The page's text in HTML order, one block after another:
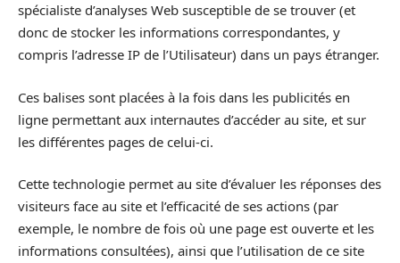
spécialiste d’analyses Web susceptible de se trouver (et
donc de stocker les informations correspondantes, y
compris l’adresse IP de l’Utilisateur) dans un pays étranger.
Ces balises sont placées à la fois dans les publicités en
ligne permettant aux internautes d’accéder au site, et sur
les différentes pages de celui-ci.
Cette technologie permet au site d’évaluer les réponses des
visiteurs face au site et l’efficacité de ses actions (par
exemple, le nombre de fois où une page est ouverte et les
informations consultées), ainsi que l’utilisation de ce site